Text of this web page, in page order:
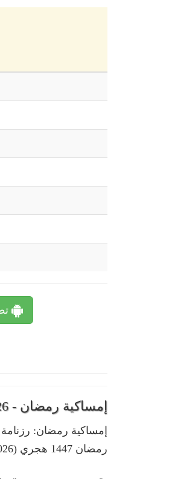
إمساكية رمضان - Norton 2026
رمضان 1447 هجري (2026 ميلادي)